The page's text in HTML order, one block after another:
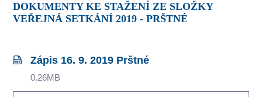
DOKUMENTY KE STAŽENÍ ZE SLOŽKY
VEŘEJNÁ SETKÁNÍ 2019 - PRŠTNÉ
Zápis 16. 9. 2019 Prštné
0.26MB